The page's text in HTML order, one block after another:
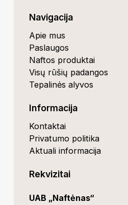
Navigacija
Apie mus
Paslaugos
Naftos produktai
Visų rūšių padangos
Tepalinės alyvos
Informacija
Kontaktai
Privatumo politika
Aktuali informacija
Rekvizitai
UAB „Naftėnas“